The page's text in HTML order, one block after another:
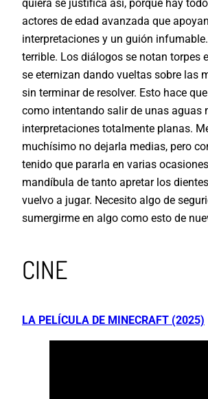
quiera se justifica así, porque hay
actores de edad avanzada que apoyan
interpretaciones y un guión
terrible. Los diálogos se notan torpes
se eternizan dando vueltas sobre las
sin terminar de resolver. Esto hace
como intentando salir de unas aguas
interpretaciones totalmente planas.
muchísimo no dejarla medias, pero
tenido que pararla en varias
mandíbula de tanto apretar los
vuelvo a jugar. Necesito algo de
sumergirme en algo como esto de
CINE
LA PELÍCULA DE MINECRAFT (2025)